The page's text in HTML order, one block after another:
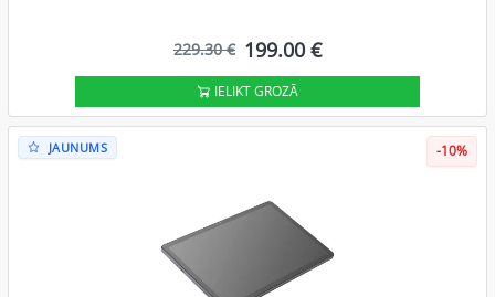
229.30 € 199.00 €
IELIKT GROZĀ
JAUNUMS -10%